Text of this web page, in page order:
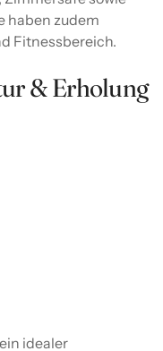
haben zudem
Fitnessbereich.
& Erholung
idealer